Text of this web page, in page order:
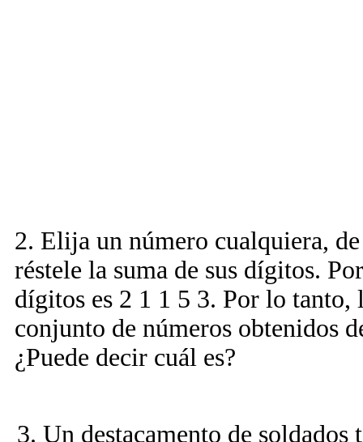
2. Elija un número cualquiera,
réstele la suma de sus dígitos.
dígitos es 2 1 1 5 3. Por lo
conjunto de números obtenidos
¿Puede decir cuál es?
3. Un destacamento de